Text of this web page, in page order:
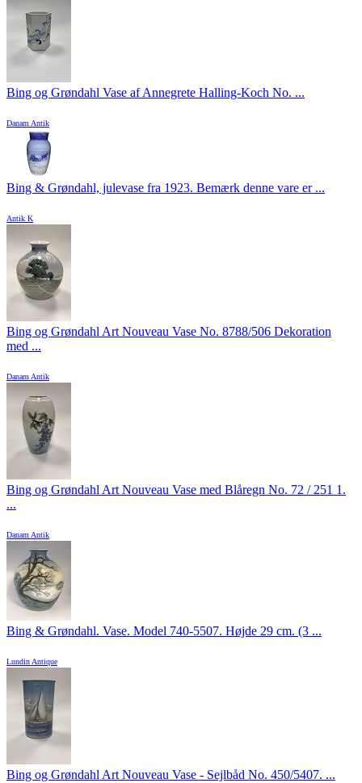
Bing og Grøndahl Vase af Annegrete Halling-Koch No. ...
Danam Antik
Bing & Grøndahl, julevase fra 1923. Bemærk denne vare er ...
Antik K
Bing og Grøndahl Art Nouveau Vase No. 8788/506 Dekoration
med ...
Danam Antik
Bing og Grøndahl Art Nouveau Vase med Blåregn No. 72 / 251 1.
...
Danam Antik
Bing & Grøndahl. Vase. Model 740-5507. Højde 29 cm. (3 ...
Lundin Antique
Bing og Grøndahl Art Nouveau Vase - Sejlbåd No. 450/5407. ...